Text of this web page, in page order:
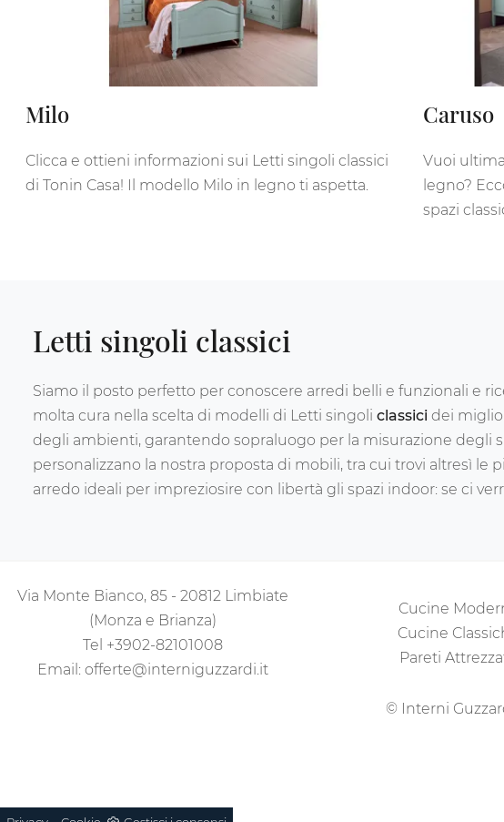
Milo
Clicca e ottieni informazioni sui Letti singoli classici
di Tonin Casa! Il modello Milo in legno ti aspetta.
Caruso
Vuoi
legno?
spazi
Letti singoli classici
Siamo il posto perfetto per conoscere arredi belli e funzionali e
molta cura nella scelta di modelli di Letti singoli classici dei
degli ambienti, garantendo sopraluogo per la misurazione degli
personalizzano la nostra proposta di mobili, tra cui trovi altresì le
arredo ideali per impreziosire con libertà gli spazi indoor: se ci
Via Monte Bianco, 85 - 20812 Limbiate
(Monza e Brianza)
Tel +3902-82101008
Email: offerte@interniguzzardi.it
Cucine
Cucine
Pareti
© Interni